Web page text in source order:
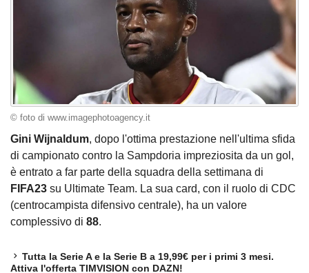
© foto di www.imagephotoagency.it
Gini Wijnaldum, dopo l'ottima prestazione nell'ultima sfida
di campionato contro la Sampdoria impreziosita da un gol,
è entrato a far parte della squadra della settimana di
FIFA23 su Ultimate Team. La sua card, con il ruolo di CDC
(centrocampista difensivo centrale), ha un valore
complessivo di 88.
Tutta la Serie A e la Serie B a 19,99€ per i primi 3 mesi.
Attiva l'offerta TIMVISION con DAZN!